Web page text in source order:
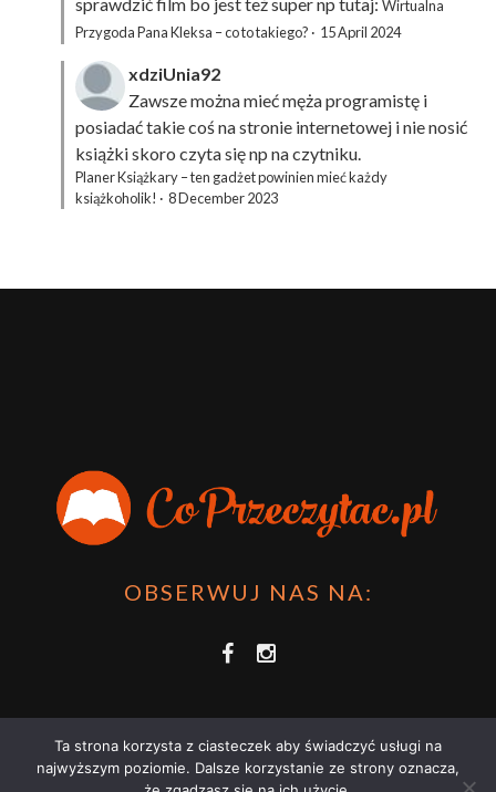
Wirtualna
Przygoda Pana Kleksa – co to takiego? · 15 April 2024
xdziUnia92
Zawsze można mieć męża programistę i
posiadać takie coś na stronie internetowej i nie nosić
książki skoro czyta się np na czytniku.
Planer Książkary – ten gadżet powinien mieć każdy
książkoholik! · 8 December 2023
OBSERWUJ NAS NA:
Ta strona korzysta z ciasteczek aby świadczyć usługi na
najwyższym poziomie. Dalsze korzystanie ze strony oznacza,